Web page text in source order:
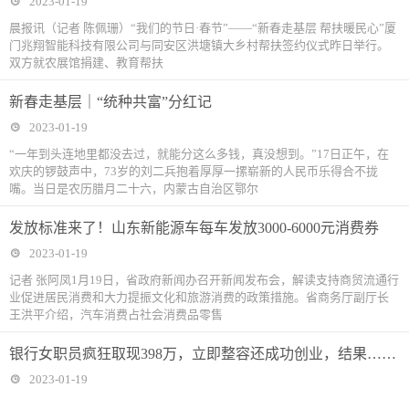
晨报讯（记者 陈佩珊）“我们的节日·春节”——“新春走基层 帮扶暖民心”厦
门兆翔智能科技有限公司与同安区洪塘镇大乡村帮扶签约仪式昨日举行。
双方就农展馆捐建、教育帮扶
新春走基层｜“统种共富”分红记
2023-01-19
“一年到头连地里都没去过，就能分这么多钱，真没想到。”17日正午，在
欢庆的锣鼓声中，73岁的刘二兵抱着厚厚一摞崭新的人民币乐得合不拢
嘴。当日是农历腊月二十六，内蒙古自治区鄂尔
发放标准来了！山东新能源车每车发放3000-6000元消费券
2023-01-19
记者 张阿凤1月19日，省政府新闻办召开新闻发布会，解读支持商贸流通行
业促进居民消费和大力提振文化和旅游消费的政策措施。省商务厅副厅长
王洪平介绍，汽车消费占社会消费品零售
银行女职员疯狂取现398万，立即整容还成功创业，结果……
2023-01-19